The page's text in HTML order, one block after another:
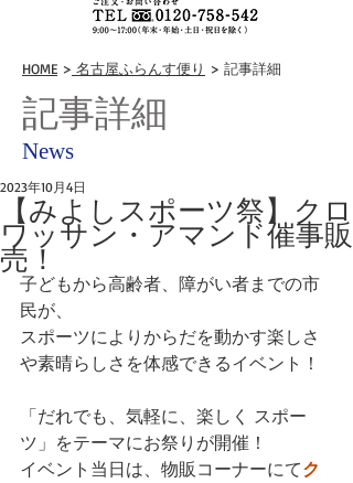
HOME > 名古屋ふらんす便り > 記事詳細
記事詳細
News
【みよしスポーツ祭】クロ
ワッサン・アマンド催事販
売！
2023年10月4日
子どもから高齢者、障がい者までの市
民が、
スポーツによりからだを動かす楽しさ
や素晴らしさを体感できるイベント！
「だれでも、気軽に、楽しく スポー
ツ」をテーマにお祭りが開催！
イベント当日は、物販コーナーにてク